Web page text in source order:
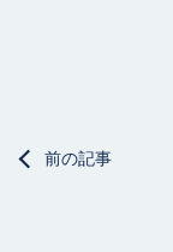
前の記事